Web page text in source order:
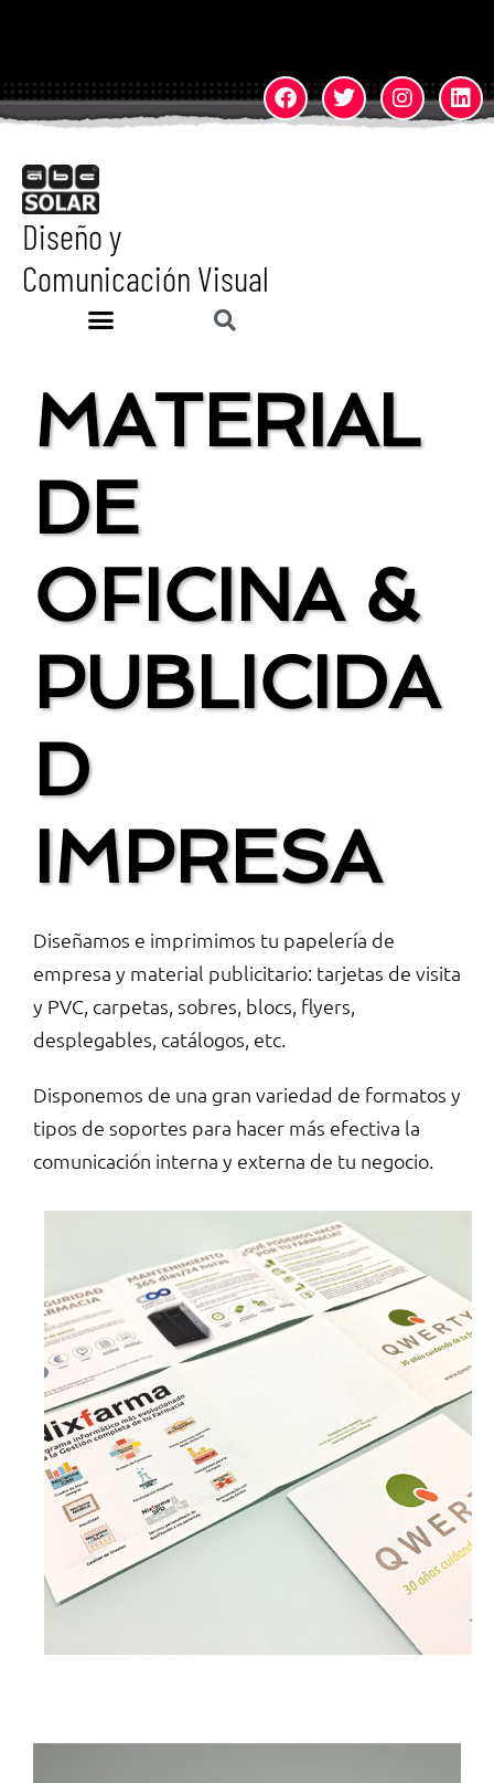
Diseño y
Comunicación Visual
MATERIAL
DE
OFICINA &
PUBLICIDA
D
IMPRESA
Diseñamos e imprimimos tu papelería de
empresa y material publicitario: tarjetas de visita
y PVC, carpetas, sobres, blocs, flyers,
desplegables, catálogos, etc.
Disponemos de una gran variedad de formatos y
tipos de soportes para hacer más efectiva la
comunicación interna y externa de tu negocio.